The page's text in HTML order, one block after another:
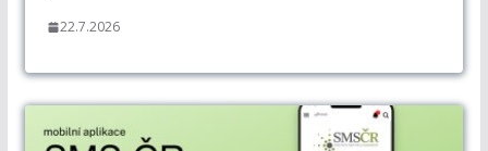
22.7.2026